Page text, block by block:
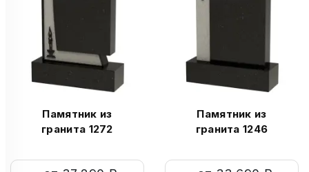
Памятник из
гранита 1272
Памятник из
гранита 1246